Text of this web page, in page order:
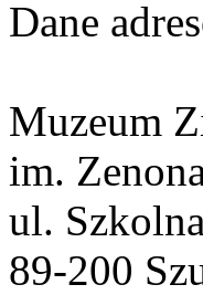
Dane
Muzeum
im.
ul.
89-200